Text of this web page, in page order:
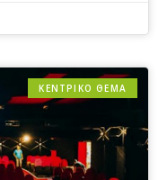
ΚΕΝΤΡΙΚΟ ΘΕΜΑ